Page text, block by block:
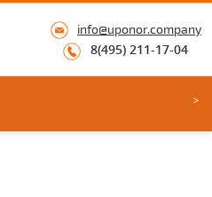
info@uponor.company
8(495) 211-17-04